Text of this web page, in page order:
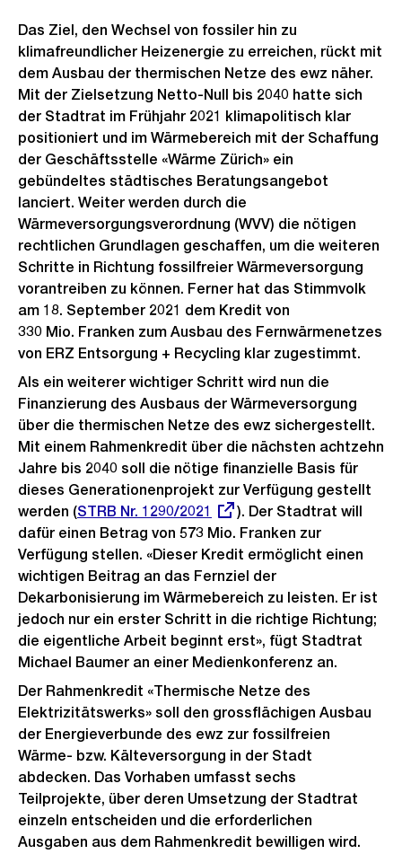
Das Ziel, den Wechsel von fossiler hin zu
klimafreundlicher Heizenergie zu erreichen, rückt mit
dem Ausbau der thermischen Netze des ewz näher.
Mit der Zielsetzung Netto-Null bis 2040 hatte sich
der Stadtrat im Frühjahr 2021 klimapolitisch klar
positioniert und im Wärmebereich mit der Schaffung
der Geschäftsstelle «Wärme Zürich» ein
gebündeltes städtisches Beratungsangebot
lanciert. Weiter werden durch die
Wärmeversorgungsverordnung (WVV) die nötigen
rechtlichen Grundlagen geschaffen, um die weiteren
Schritte in Richtung fossilfreier Wärmeversorgung
vorantreiben zu können. Ferner hat das Stimmvolk
am 18. September 2021 dem Kredit von
330 Mio. Franken zum Ausbau des Fernwärmenetzes
von ERZ Entsorgung + Recycling klar zugestimmt.
Als ein weiterer wichtiger Schritt wird nun die
Finanzierung des Ausbaus der Wärmeversorgung
über die thermischen Netze des ewz sichergestellt.
Mit einem Rahmenkredit über die nächsten achtzehn
Jahre bis 2040 soll die nötige finanzielle Basis für
dieses Generationenprojekt zur Verfügung gestellt
werden (Externer
Link:
STRB Nr. 1290/2021
). Der Stadtrat will
dafür einen Betrag von 573 Mio. Franken zur
Verfügung stellen. «Dieser Kredit ermöglicht einen
wichtigen Beitrag an das Fernziel der
Dekarbonisierung im Wärmebereich zu leisten. Er ist
jedoch nur ein erster Schritt in die richtige Richtung;
die eigentliche Arbeit beginnt erst», fügt Stadtrat
Michael Baumer an einer Medienkonferenz an.
Der Rahmenkredit «Thermische Netze des
Elektrizitätswerks» soll den grossflächigen Ausbau
der Energieverbunde des ewz zur fossilfreien
Wärme- bzw. Kälteversorgung in der Stadt
abdecken. Das Vorhaben umfasst sechs
Teilprojekte, über deren Umsetzung der Stadtrat
einzeln entscheiden und die erforderlichen
Ausgaben aus dem Rahmenkredit bewilligen wird.